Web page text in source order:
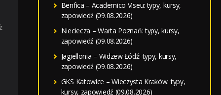
Benfica – Academico Viseu: typy, kursy,
zapowiedź (09.08.2026)
Nieciecza – Warta Poznań: typy, kursy,
zapowiedź (09.08.2026)
Jagiellonia – Widzew Łódź: typy, kursy,
zapowiedź (09.08.2026)
GKS Katowice – Wieczysta Kraków: typy,
kursy, zapowiedź (09.08.2026)